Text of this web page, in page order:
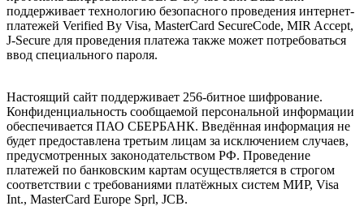
поддерживает технологию безопасного проведения интернет-
платежей Verified By Visa, MasterCard SecureCode, MIR Accept,
J-Secure для проведения платежа также может потребоваться
ввод специального пароля.
Настоящий сайт поддерживает 256-битное шифрование.
Конфиденциальность сообщаемой персональной информации
обеспечивается ПАО СБЕРБАНК. Введённая информация не
будет предоставлена третьим лицам за исключением случаев,
предусмотренных законодательством РФ. Проведение
платежей по банковским картам осуществляется в строгом
соответствии с требованиями платёжных систем МИР, Visa
Int., MasterCard Europe Sprl, JCB.